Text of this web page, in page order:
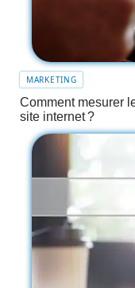
MARKETING
Comment mesurer
site internet ?